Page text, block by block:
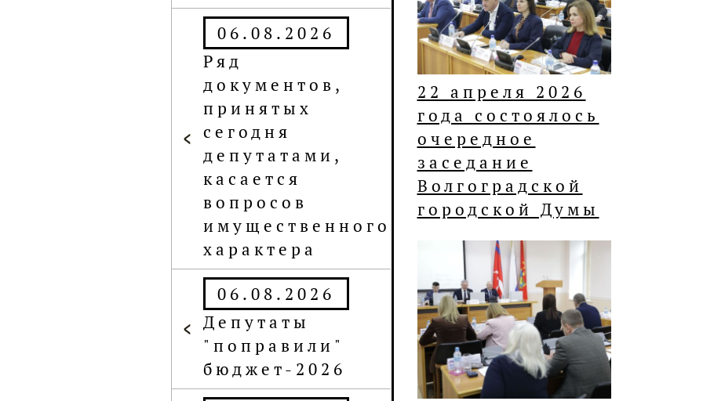
06.08.2026
Ряд
документов,
принятых
сегодня
депутатами,
касается
вопросов
имущественного
характера
06.08.2026
Депутаты
"поправили"
бюджет-2026
22 апреля 2026
года состоялось
очередное
заседание
Волгоградской
городской Думы